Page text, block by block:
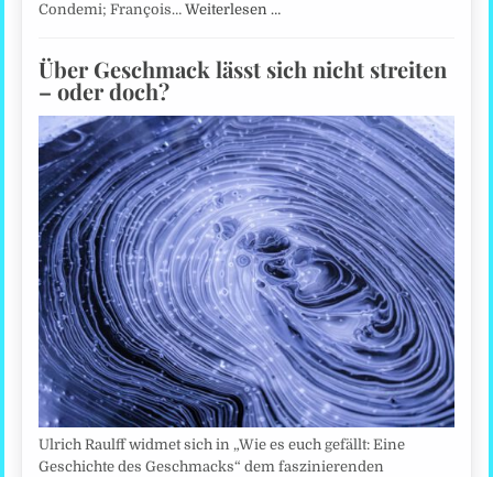
Condemi; François…Weiterlesen …
Über Geschmack lässt sich nicht streiten
– oder doch?
Ulrich Raulff widmet sich in „Wie es euch gefällt: Eine
Geschichte des Geschmacks“ dem faszinierenden